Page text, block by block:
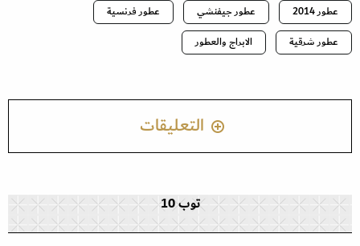
عطور 2014
عطور جيفنشي
عطور فرنسية
عطور شرقية
الابراج والعطور
التعليقات
توب 10